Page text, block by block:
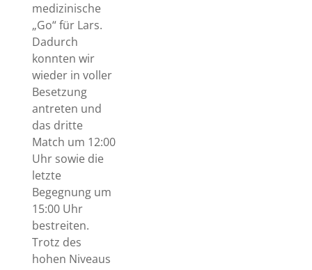
medizinische
„Go“ für Lars.
Dadurch
konnten wir
wieder in voller
Besetzung
antreten und
das dritte
Match um 12:00
Uhr sowie die
letzte
Begegnung um
15:00 Uhr
bestreiten.
Trotz des
hohen Niveaus